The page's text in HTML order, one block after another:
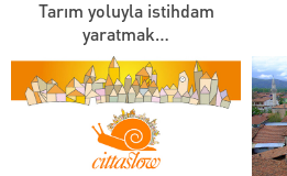
Tarım yoluyla istihdam
yaratmak…